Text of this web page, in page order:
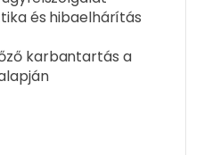
és hibaelhárítás
karbantartás a